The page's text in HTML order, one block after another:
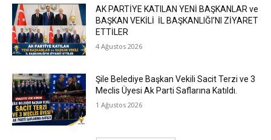
AK PARTİYE KATILAN YENİ BAŞKANLAR ve
BAŞKAN VEKİLİ İL BAŞKANLIĞI’NI ZİYARET
ETTİLER
4 Ağustos 2026
Şile Belediye Başkan Vekili Sacit Terzi ve 3
Meclis Üyesi Ak Parti Saflarına Katıldı.
1 Ağustos 2026